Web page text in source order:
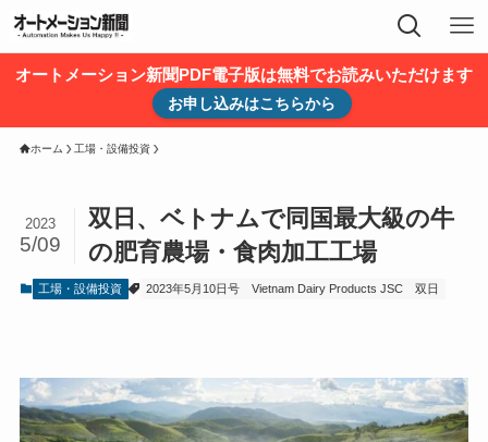
オートメーション新聞PDF電子版は無料でお読みいただけます
お申し込みはこちらから
ホーム 工場・設備投資
双日、ベトナムで同国最大級の牛
の肥育農場・食肉加工工場
2023
5/09
工場・設備投資 2023年5月10日号 Vietnam Dairy Products JSC 双日